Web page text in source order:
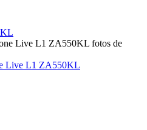
Live L1 ZA550KL fotos de
Live L1 ZA550KL